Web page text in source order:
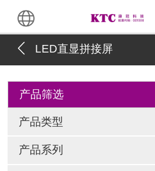
LED直显拼接屏
产品筛选
产品类型
产品系列